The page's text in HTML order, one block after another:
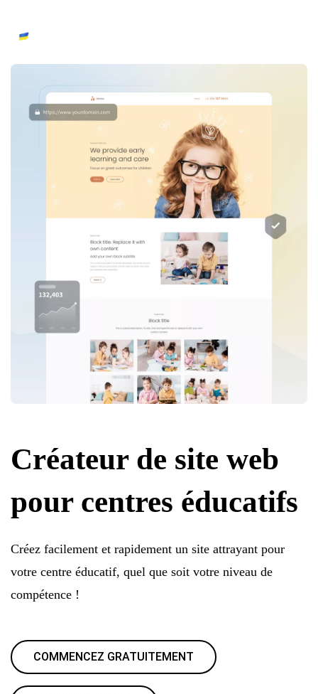
Créateur de site web
pour centres éducatifs
Créez facilement et rapidement un site attrayant pour
votre centre éducatif, quel que soit votre niveau de
compétence !
COMMENCEZ GRATUITEMENT